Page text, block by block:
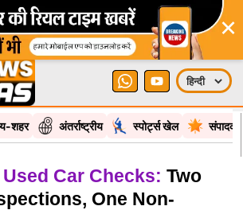
×
शहर अंतर्राष्ट्रीय स्पोर्ट्स खेल
Car Checks: Two
One Non-